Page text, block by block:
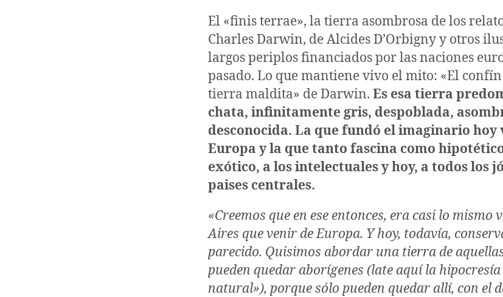
El «finis terrae», la tierra asombrosa de los
Charles Darwin, de Alcides D’Orbigny y otros
largos periplos financiados por las naciones
pasado. Lo que mantiene vivo el mito: «El
tierra maldita» de Darwin. Es esa tierra
chata, infinitamente gris, despoblada,
desconocida. La que fundó el imaginario hoy
Europa y la que tanto fascina como
exótico, a los intelectuales y hoy, a todos los
paises centrales.
«Creemos que en ese entonces, era casi lo mismo
Aires que venir de Europa. Y hoy, todavía,
parecido. Quisimos abordar una tierra de
pueden quedar aborígenes (late aquí la hipocresía
natural»), porque sólo pueden quedar allí, con el